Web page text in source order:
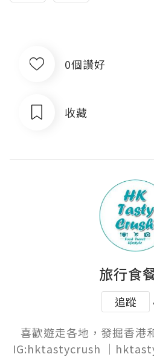
0個讚好
收藏
旅行食
追蹤
喜歡遊走各地，發掘香港
IG:hktastycrush